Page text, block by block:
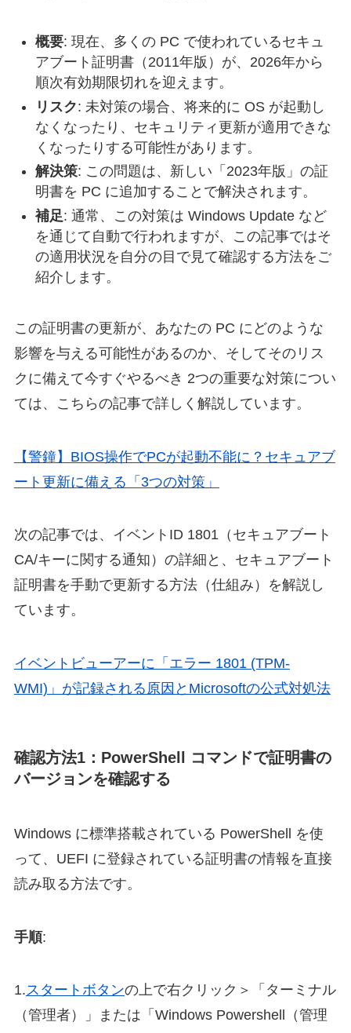
概要: 現在、多くの PC で使われているセキュ
アブート証明書（2011年版）が、2026年から
順次有効期限切れを迎えます。
リスク: 未対策の場合、将来的に OS が起動し
なくなったり、セキュリティ更新が適用できな
くなったりする可能性があります。
解決策: この問題は、新しい「2023年版」の証
明書を PC に追加することで解決されます。
補足: 通常、この対策は Windows Update など
を通じて自動で行われますが、この記事ではそ
の適用状況を自分の目で見て確認する方法をご
紹介します。
この証明書の更新が、あなたの PC にどのような
影響を与える可能性があるのか、そしてそのリス
クに備えて今すぐやるべき 2つの重要な対策につい
ては、こちらの記事で詳しく解説しています。
【警鐘】BIOS操作でPCが起動不能に？セキュアブ
ート更新に備える「3つの対策」
次の記事では、イベントID 1801（セキュアブート
CA/キーに関する通知）の詳細と、セキュアブート
証明書を手動で更新する方法（仕組み）を解説し
ています。
イベントビューアーに「エラー 1801 (TPM-
WMI)」が記録される原因とMicrosoftの公式対処法
確認方法1：PowerShell コマンドで証明書の
バージョンを確認する
Windows に標準搭載されている PowerShell を使
って、UEFI に登録されている証明書の情報を直接
読み取る方法です。
手順:
1.スタートボタンの上で右クリック＞「ターミナル
（管理者）」または「Windows Powershell（管理